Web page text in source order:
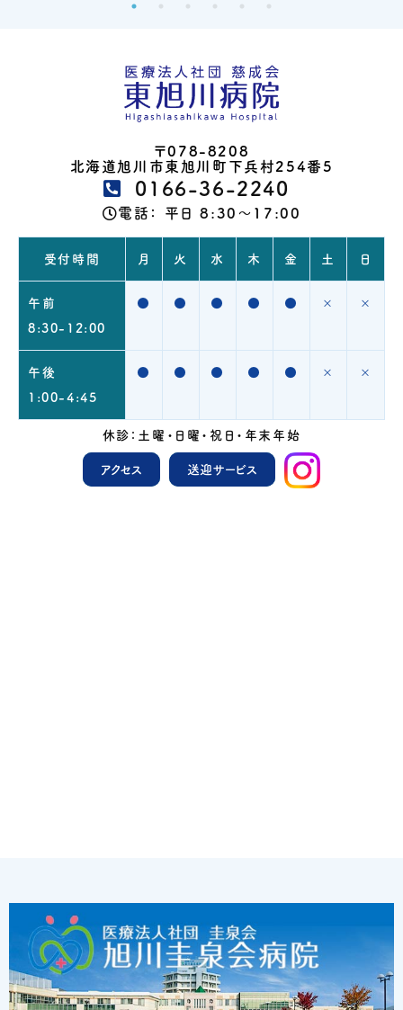
〒078-8208
北海道旭川市東旭川町下兵村254番5
0166-36-2240
電話： 平日 8:30～17:00
受付時間 月 火 水 木 金 土 日
午前
8:30-12:00
● ● ● ● ● × ×
午後
1:00-4:45
● ● ● ● ● × ×
休診：土曜・日曜・祝日・年末年始
アクセス 送迎サービス